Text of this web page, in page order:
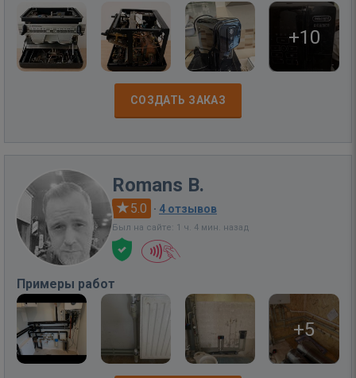
+10
СОЗДАТЬ ЗАКАЗ
Romans B.
5.0 · 4 отзывов
Был на сайте: 1 ч. 4 мин. назад
Примеры работ
+5